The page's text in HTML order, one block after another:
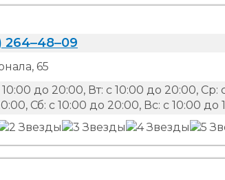
264‒48‒09
65
до 20:00, Вт: с 10:00 до 20:00, Ср:
Сб: с 10:00 до 20:00, Вс: с 10:00 до